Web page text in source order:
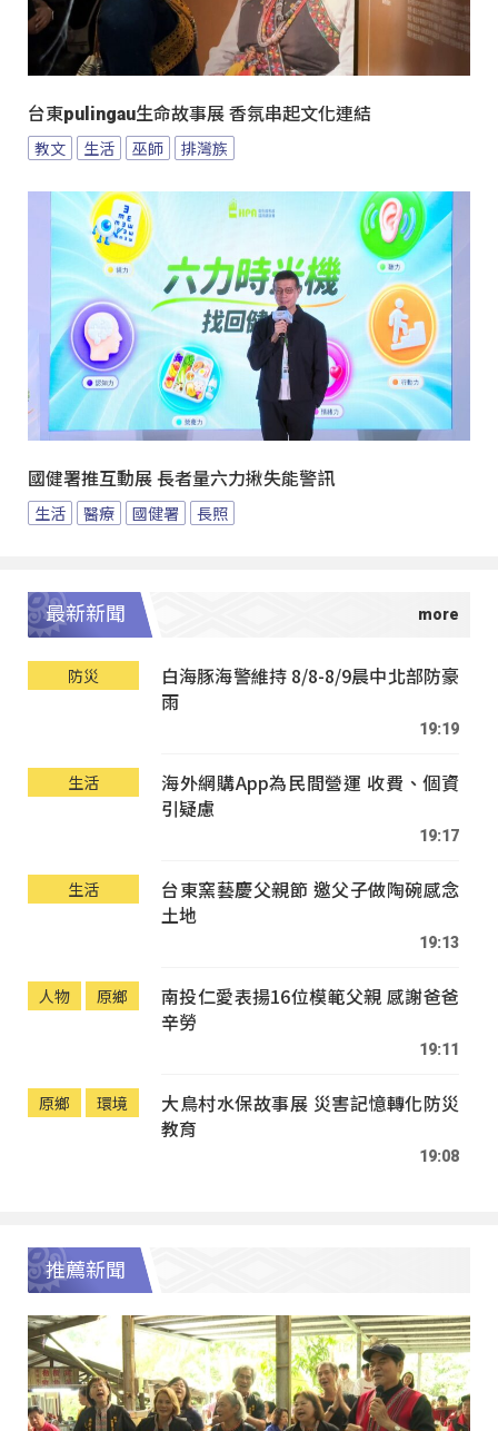
台東pulingau生命故事展 香氛串起文化連結
教文 生活 巫師 排灣族
國健署推互動展 長者量六力揪失能警訊
生活 醫療 國健署 長照
最新新聞
防災
白海豚海警維持 8/8-8/9晨中北部防豪
雨
19:19
生活
海外網購App為民間營運 收費、個資
引疑慮
19:17
生活
台東窯藝慶父親節 邀父子做陶碗感念
土地
19:13
人物 原鄉
南投仁愛表揚16位模範父親 感謝爸爸
辛勞
19:11
原鄉 環境
大鳥村水保故事展 災害記憶轉化防災
教育
19:08
推薦新聞